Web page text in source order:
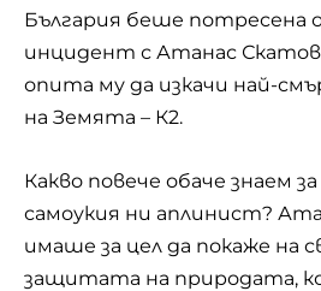
България беше потресена
инцидент с Атанас Скатов
опита му да изкачи най-
на Земята – К2.
Какво повече обаче знаем
самоукия ни аплинист?
имаше за цел да покаже на
защитата на природата,